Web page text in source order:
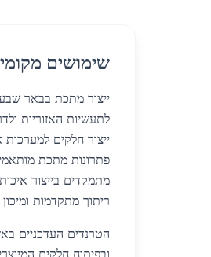
שימושים
ייצור מתכת בבאר
לתעשיות האזוריות
ייצור חלקים
פתרונות מתכת
מתמקדים בייצור
ריתוך מתקדמות
הטרנדים העדכניים
ובפיתוח חלקים